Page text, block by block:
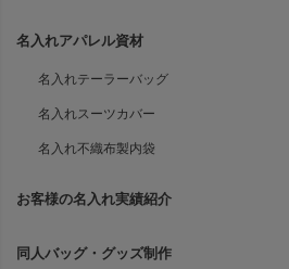
名入れアパレル資材
名入れテーラーバッグ
名入れスーツカバー
名入れ不織布製内袋
お客様の名入れ実績紹介
同人バッグ・グッズ制作